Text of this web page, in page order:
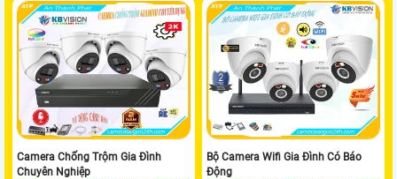
Camera Chống Trộm Gia Đình
Chuyên Nghiệp
Bộ Camera Wifi Gia Đình Có Báo
Động